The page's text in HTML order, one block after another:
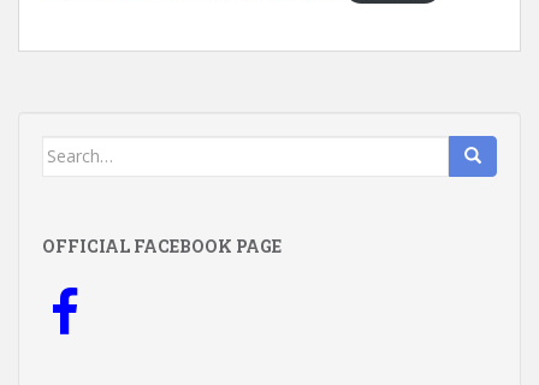
Search
OFFICIAL FACEBOOK PAGE